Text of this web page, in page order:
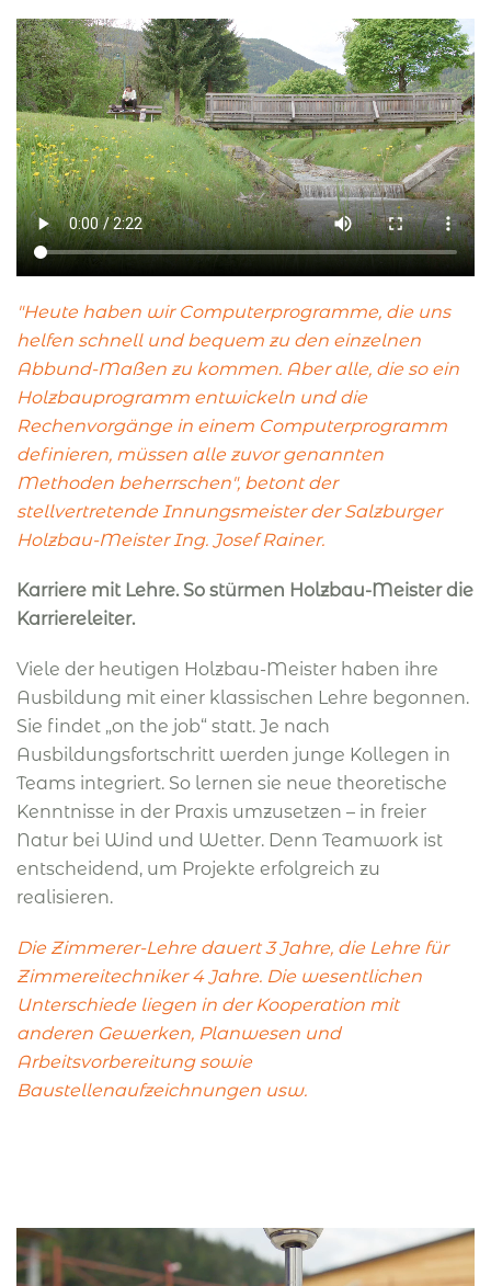
"Heute haben wir Computerprogramme, die uns
helfen schnell und bequem zu den einzelnen
Abbund-Maßen zu kommen. Aber alle, die so ein
Holzbauprogramm entwickeln und die
Rechenvorgänge in einem Computerprogramm
definieren, müssen alle zuvor genannten
Methoden beherrschen", betont der
stellvertretende Innungsmeister der Salzburger
Holzbau-Meister Ing. Josef Rainer.
Karriere mit Lehre. So stürmen Holzbau-Meister die
Karriereleiter.
Viele der heutigen Holzbau-Meister haben ihre
Ausbildung mit einer klassischen Lehre begonnen.
Sie findet „on the job“ statt. Je nach
Ausbildungsfortschritt werden junge Kollegen in
Teams integriert. So lernen sie neue theoretische
Kenntnisse in der Praxis umzusetzen – in freier
Natur bei Wind und Wetter. Denn Teamwork ist
entscheidend, um Projekte erfolgreich zu
realisieren.
Die Zimmerer-Lehre dauert 3 Jahre, die Lehre für
Zimmereitechniker 4 Jahre. Die wesentlichen
Unterschiede liegen in der Kooperation mit
anderen Gewerken, Planwesen und
Arbeitsvorbereitung sowie
Baustellenaufzeichnungen usw.